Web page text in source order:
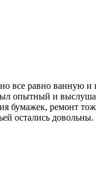
все равно
опытный и
ремонт
остались довольны.